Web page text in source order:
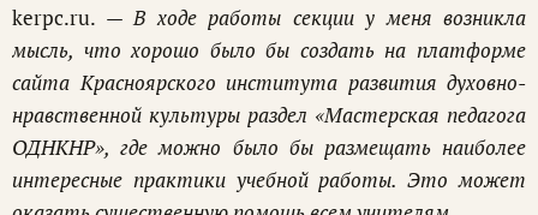
kerpc.ru. —В ходе работы секции у меня возникла
мысль, что хорошо было бы создать на платформе
сайта Красноярского института развития духовно-
нравственной культуры раздел «Мастерская педагога
ОДНКНР», где можно было бы размещать наиболее
интересные практики учебной работы. Это может